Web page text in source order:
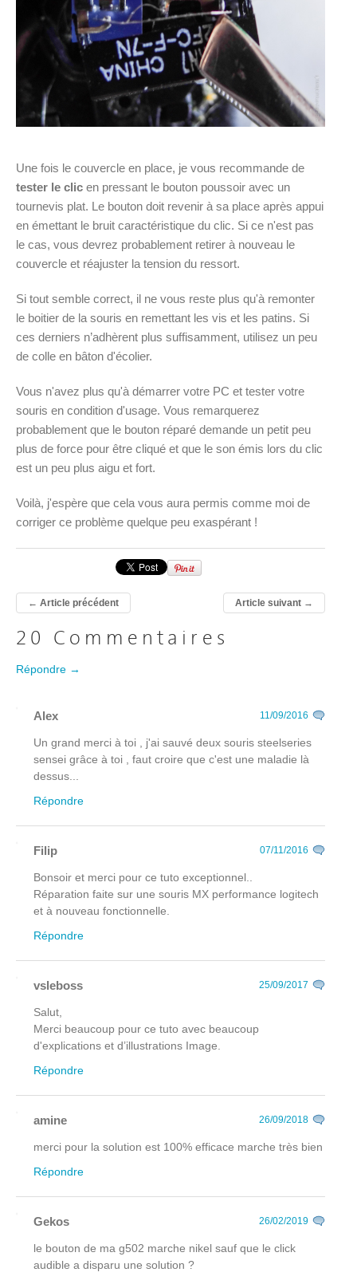
Une fois le couvercle en place, je vous recommande de
tester le clic en pressant le bouton poussoir avec un
tournevis plat. Le bouton doit revenir à sa place après appui
en émettant le bruit caractéristique du clic. Si ce n'est pas
le cas, vous devrez probablement retirer à nouveau le
couvercle et réajuster la tension du ressort.
Si tout semble correct, il ne vous reste plus qu'à remonter
le boitier de la souris en remettant les vis et les patins. Si
ces derniers n’adhèrent plus suffisamment, utilisez un peu
de colle en bâton d'écolier.
Vous n'avez plus qu'à démarrer votre PC et tester votre
souris en condition d'usage. Vous remarquerez
probablement que le bouton réparé demande un petit peu
plus de force pour être cliqué et que le son émis lors du clic
est un peu plus aigu et fort.
Voilà, j'espère que cela vous aura permis comme moi de
corriger ce problème quelque peu exaspérant !
← Article précédent Article suivant→
20 Commentaires
Répondre →
Alex 11/09/2016
Un grand merci à toi , j'ai sauvé deux souris steelseries
sensei grâce à toi , faut croire que c'est une maladie là
dessus...
Répondre
Filip 07/11/2016
Bonsoir et merci pour ce tuto exceptionnel..
Réparation faite sur une souris MX performance logitech
et à nouveau fonctionnelle.
Répondre
vsleboss 25/09/2017
Salut,
Merci beaucoup pour ce tuto avec beaucoup
d'explications et d’illustrations Image.
Répondre
amine 26/09/2018
merci pour la solution est 100% efficace marche très bien
Répondre
Gekos 26/02/2019
le bouton de ma g502 marche nikel sauf que le click
audible a disparu une solution ?